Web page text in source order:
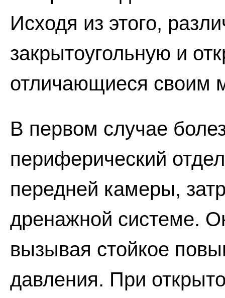
Исходя из этого,
закрытоугольную и
отличающиеся своим
В первом случае
периферический
передней камеры,
дренажной системе.
вызывая стойкое
давления. При